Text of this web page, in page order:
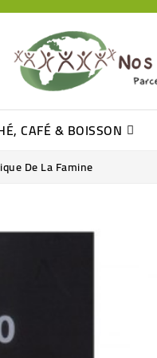
CAFÉ & BOISSON
De La Famine